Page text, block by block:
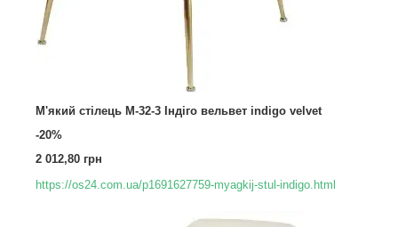
М'який стілець M-32-3 Індіго вельвет indigo velvet
-20%
2 012,80 грн
https://os24.com.ua/p1691627759-myagkij-stul-indigo.html